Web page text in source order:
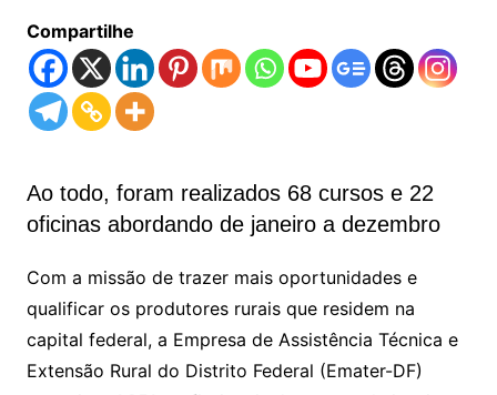
Compartilhe
Ao todo, foram realizados 68 cursos e 22
oficinas abordando de janeiro a dezembro
Com a missão de trazer mais oportunidades e
qualificar os produtores rurais que residem na
capital federal, a Empresa de Assistência Técnica e
Extensão Rural do Distrito Federal (Emater-DF)